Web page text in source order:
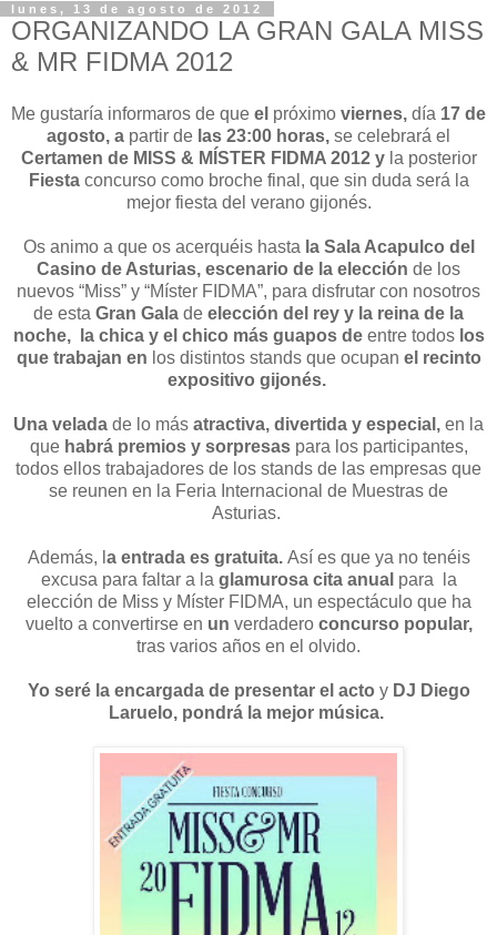
lunes, 13 de agosto de 2012
ORGANIZANDO LA GRAN GALA MISS
& MR FIDMA 2012
Me gustaría informaros de que el próximo viernes, día 17 de
agosto, a partir de las 23:00 horas, se celebrará el
Certamen de MISS & MÍSTER FIDMA 2012 yla posterior
Fiestaconcurso como broche final, que sin duda será la
mejor fiesta del verano gijonés.
Os animo a que os acerquéis hasta la Sala Acapulco del
Casino de Asturias, escenario de la elección de los
nuevos “Miss” y “Míster FIDMA”, para disfrutar con nosotros
de esta Gran Gala de elección del rey y la reina de la
noche,
la chica y el chico más guapos deentre todos los
que trabajan en los distintos stands que ocupan el recinto
expositivo gijonés.
Una velada de lo más atractiva, divertida y especial, en la
que habrá premios y sorpresaspara los participantes,
todos ellos trabajadores de los stands de las empresas que
se reunen en la Feria Internacional de Muestras de
Asturias.
Además, l a entrada es gratuita. Así es que ya no tenéis
excusa para faltar a la glamurosa cita anual para
la
elección de Miss y Míster FIDMA, un espectáculo que ha
vuelto a convertirse en un verdadero concurso popular,
tras varios años en el olvido.
Yo seré la encargada de presentar el acto y DJ Diego
Laruelo, pondrá la mejor música.